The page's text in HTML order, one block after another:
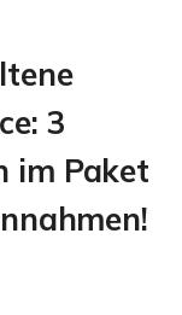
3
im Paket